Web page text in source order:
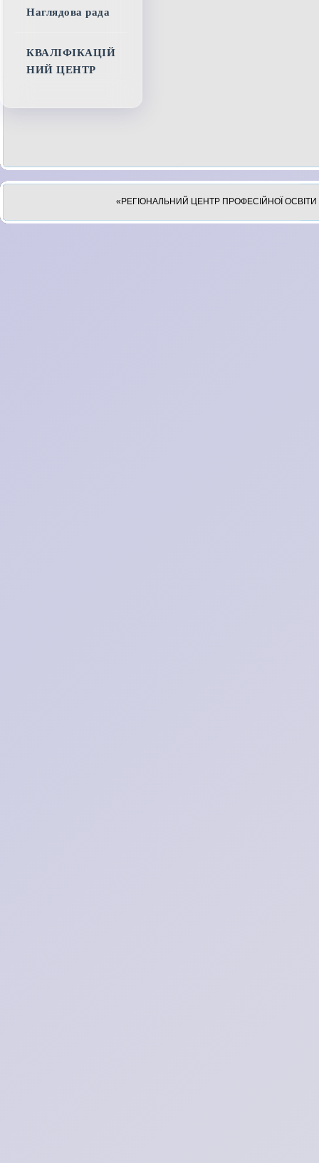
Наглядова рада
КВАЛІФІКАЦІЙ
НИЙ ЦЕНТР
«РЕГІОНАЛЬНИЙ ЦЕНТР ПРОФЕСІЙНОЇ